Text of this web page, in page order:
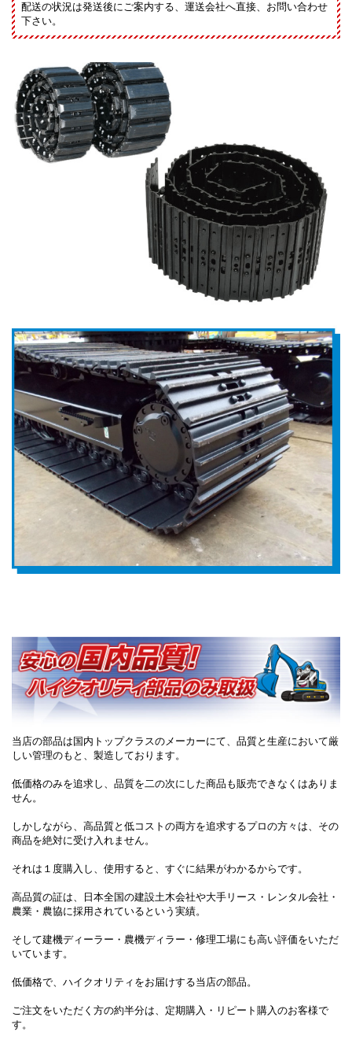
配送の状況は発送後にご案内する、運送会社へ直接、お問い合わせ
下さい。
当店の部品は国内トップクラスのメーカーにて、品質と生産において厳
しい管理のもと、製造しております。
低価格のみを追求し、品質を二の次にした商品も販売できなくはありま
せん。
しかしながら、高品質と低コストの両方を追求するプロの方々は、その
商品を絶対に受け入れません。
それは１度購入し、使用すると、すぐに結果がわかるからです。
高品質の証は、日本全国の建設土木会社や大手リース・レンタル会社・
農業・農協に採用されているという実績。
そして建機ディーラー・農機ディラー・修理工場にも高い評価をいただ
いています。
低価格で、ハイクオリティをお届けする当店の部品。
ご注文をいただく方の約半分は、定期購入・リピート購入のお客様で
す。